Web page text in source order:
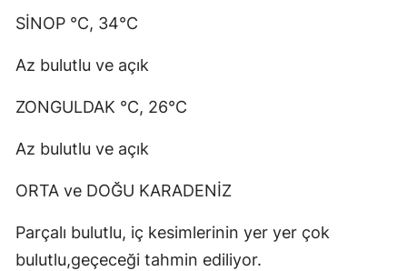
SİNOP °C, 34°C
Az bulutlu ve açık
ZONGULDAK °C, 26°C
Az bulutlu ve açık
ORTA ve DOĞU KARADENİZ
Parçalı bulutlu, iç kesimlerinin yer yer çok
bulutlu,geçeceği tahmin ediliyor.